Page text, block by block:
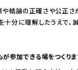
や結論の正確さや公正さ
十分に理解したうえで、
参加できる場をつくりま